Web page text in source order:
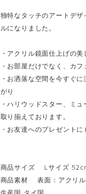
独特なタッチのアートデ
ルになりました。
・アクリル鏡面仕上げの
・お部屋だけでなく、カ
・お洒落な空間を今すぐ
がり
・ハリウッドスター、ミ
取り揃えております。
・お友達へのプレゼントに
商品サイズ Lサイズ
商品素材 表面：アクリル
生産国 タイ国